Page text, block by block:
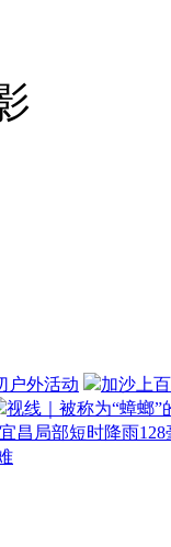
户外活动
加沙上
视线｜被称为“蟑螂
昌局部短时降雨